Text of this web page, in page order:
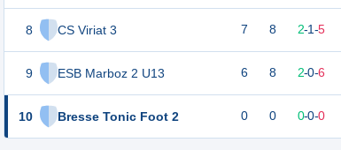
8 CS Viriat 3
9 ESB Marboz 2 U13
10 Bresse Tonic Foot 2
7 8 2-1-5
6 8 2-0-6
0 0 0-0-0